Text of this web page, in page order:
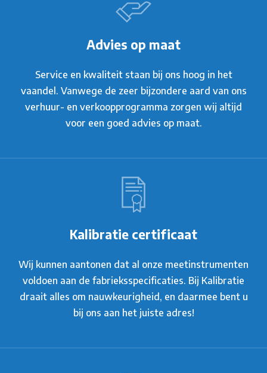
Advies op maat
Service en kwaliteit staan bij ons hoog in het
vaandel. Vanwege de zeer bijzondere aard van ons
verhuur- en verkoopprogramma zorgen wij altijd
voor een goed advies op maat.
Kalibratie certificaat
Wij kunnen aantonen dat al onze meetinstrumenten
voldoen aan de fabrieksspecificaties. Bij Kalibratie
draait alles om nauwkeurigheid, en daarmee bent u
bij ons aan het juiste adres!